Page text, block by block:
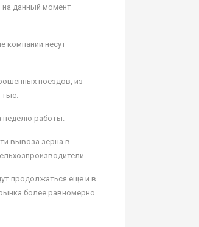
на данный момент
компании несут
поездов, из
тыс.
неделю работы.
вывоза зерна в
продолжаться еще и в
более равномерно